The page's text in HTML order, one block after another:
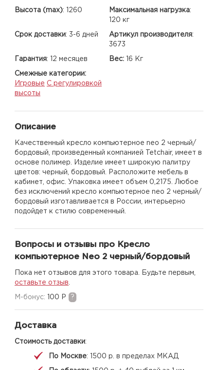
Высота (max): 1260 Максимальная нагрузка:
120 кг
Срок доставки: 3-6 дней Артикул производителя:
3673
Гарантия: 12 месяцев Вес: 16 Кг
Смежные категории:
Игровые С регулировкой
высоты
Описание
Качественный кресло компьютерное neo 2 черный/
бордовый, произведенный компанией Tetchair, имеет в
основе полимер. Изделие имеет широкую палитру
цветов: черный, бордовый. Расположите мебель в
кабинет, офис. Упаковка имеет объем 0,2175. Любое
без исключений кресло компьютерное neo 2 черный/
бордовый изготавливается в России, интерьерно
подойдет к стилю современный.
Вопросы и отзывы про Кресло
компьютерное Neo 2 черный/бордовый
Пока нет отзывов для этого товара. Будьте первым,
оставьте отзыв
M-бонус: 100 Р ?
Доставка
Стоимость доставки:
По Москве: 1500 р. в пределах МКАД